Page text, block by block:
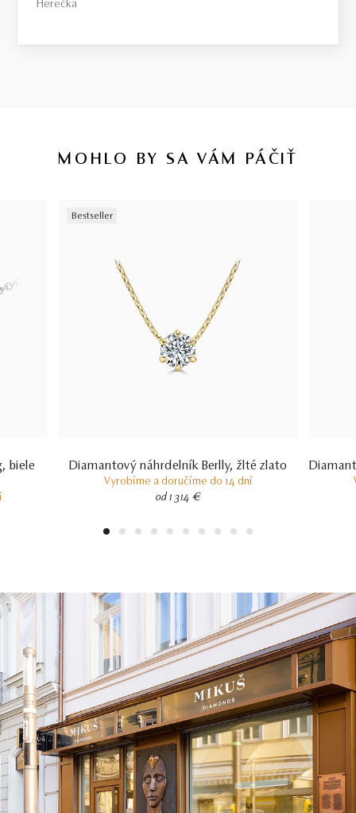
Herečka
MOHLO BY SA VÁM PÁČIŤ
biele
Bestseller
Diamantový náhrdelník Berlly, žlté zlato
Vyrobíme a doručíme do 14 dní
od 1 314 €
1 2 3 4 5 6 7 8 9 10